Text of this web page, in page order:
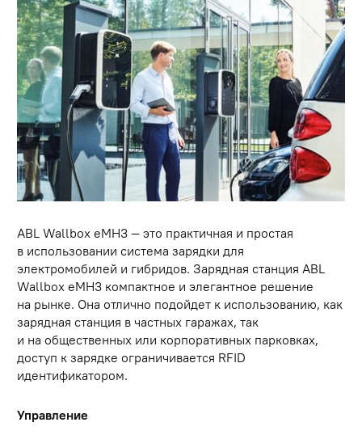
ABL Wallbox eMH3 — это практичная и простая
в использовании система зарядки для
электромобилей и гибридов. Зарядная станция ABL
Wallbox eMH3 компактное и элегантное решение
на рынке. Она отлично подойдет к использованию, как
зарядная станция в частных гаражах, так
и на общественных или корпоративных парковках,
доступ к зарядке ограничивается RFID
идентификатором.
Управление